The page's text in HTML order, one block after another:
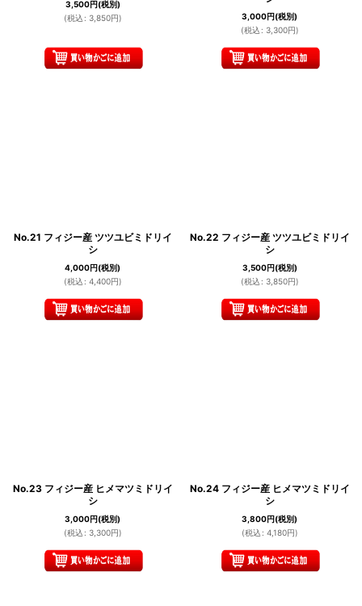
3,500円(税別)
(税込 : 3,850円) 3,000円(税別)
(税込 : 3,300円)
No.21 フィジー産 ツツユビミドリイ
シ
4,000円(税別)
(税込 : 4,400円)
No.22 フィジー産 ツツユビミドリイ
シ
3,500円(税別)
(税込 : 3,850円)
No.23 フィジー産 ヒメマツミドリイ
シ
3,000円(税別)
(税込 : 3,300円)
No.24 フィジー産 ヒメマツミドリイ
シ
3,800円(税別)
(税込 : 4,180円)